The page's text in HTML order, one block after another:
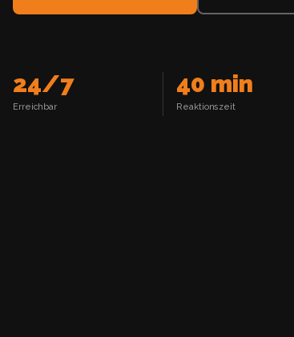
24/7
Erreichbar
40 min
Reaktionszeit